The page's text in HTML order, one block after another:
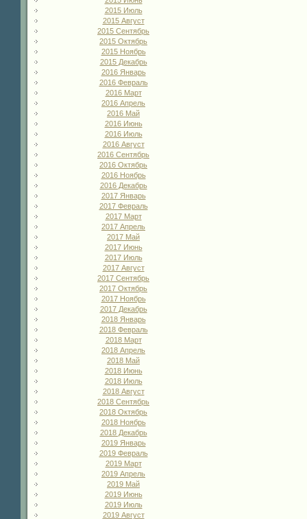
2015 Июль
2015 Август
2015 Сентябрь
2015 Октябрь
2015 Ноябрь
2015 Декабрь
2016 Январь
2016 Февраль
2016 Март
2016 Апрель
2016 Май
2016 Июнь
2016 Июль
2016 Август
2016 Сентябрь
2016 Октябрь
2016 Ноябрь
2016 Декабрь
2017 Январь
2017 Февраль
2017 Март
2017 Апрель
2017 Май
2017 Июнь
2017 Июль
2017 Август
2017 Сентябрь
2017 Октябрь
2017 Ноябрь
2017 Декабрь
2018 Январь
2018 Февраль
2018 Март
2018 Апрель
2018 Май
2018 Июнь
2018 Июль
2018 Август
2018 Сентябрь
2018 Октябрь
2018 Ноябрь
2018 Декабрь
2019 Январь
2019 Февраль
2019 Март
2019 Апрель
2019 Май
2019 Июнь
2019 Июль
2019 Август